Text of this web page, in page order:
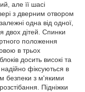
але її шасі
з дверним отвором
одна від одної,
двох дітей. Спинки
положення
в трьох
досить високі та
надійно фіксуються в
безпеки з м'якими
Підніжки